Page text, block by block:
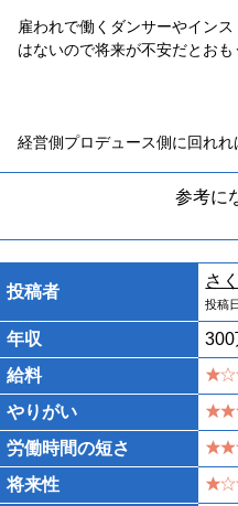
雇われで働くダンサーやイン
はないので将来が不安だとおも
経営側プロデュース側に回れれ
参考に
投稿者
さ
投稿
年収
給料
やりがい
労働時間の短さ
将来性